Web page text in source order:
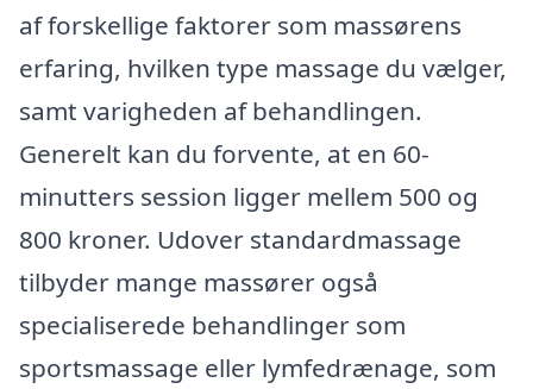
af forskellige faktorer som massørens
erfaring, hvilken type massage du vælger,
samt varigheden af behandlingen.
Generelt kan du forvente, at en 60-
minutters session ligger mellem 500 og
800 kroner. Udover standardmassage
tilbyder mange massører også
specialiserede behandlinger som
sportsmassage eller lymfedrænage, som